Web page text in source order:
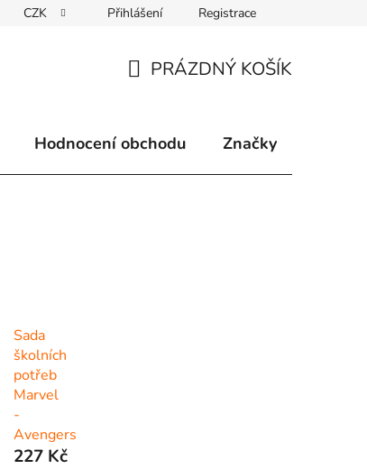
Způsoby doručení Kontakty
CZK Přihlášení Registrace
KOŠÍK
PRÁZDNÝ KOŠÍK
Hodnocení obchodu Značky
Sada
školních
potřeb
Marvel
-
Avengers
227 Kč